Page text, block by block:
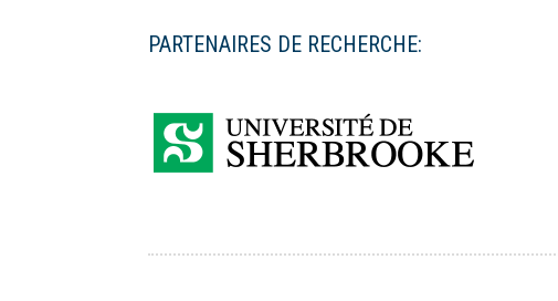
PARTENAIRES DE RECHERCHE: